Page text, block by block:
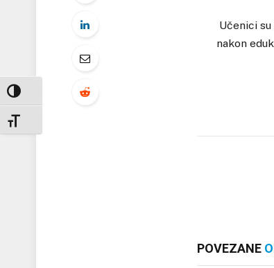
UKLJUČI / ISKLJUČI VISOKI KONTRAST
UKLJUČI / ISKLJUČI VELIČINU FONTA
Učenici
nakon
POVEZANE